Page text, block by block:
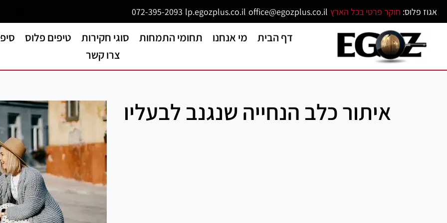
אגוז פלוס: חוקר פרטי בכל הארץ office@egozplus.co.il
lp.egozplus.co.il
072-395-2093
דף הבית מי אנחנו תחומי התמחות סוגי חקירות טיפים פלוס
צרו קשר
איתור כלב הנחייה שנגנב לבעליו